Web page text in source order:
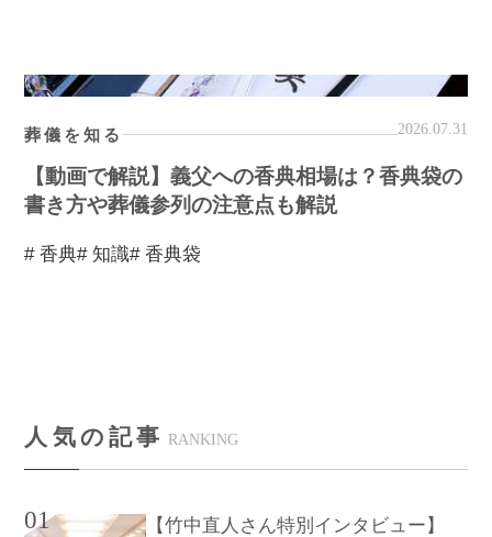
葬儀を知る 2026.07.31
【動画で解説】義父への香典相場は？香典袋の
書き方や葬儀参列の注意点も解説
# 香典# 知識# 香典袋
人気の記事 RANKING
01
【竹中直人さん特別インタビュー】